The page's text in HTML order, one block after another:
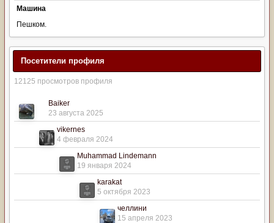
Машина
Пешком.
Посетители профиля
12125 просмотров профиля
Baiker
23 августа 2025
vikernes
4 февраля 2024
Muhammad Lindemann
19 января 2024
karakat
5 октября 2023
челлини
15 апреля 2023